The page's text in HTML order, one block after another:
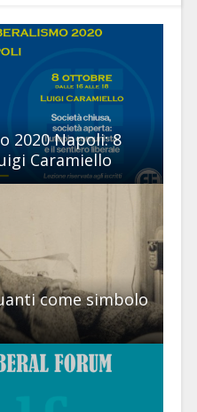
2020 Napoli: 8
Caramiello
come simbolo